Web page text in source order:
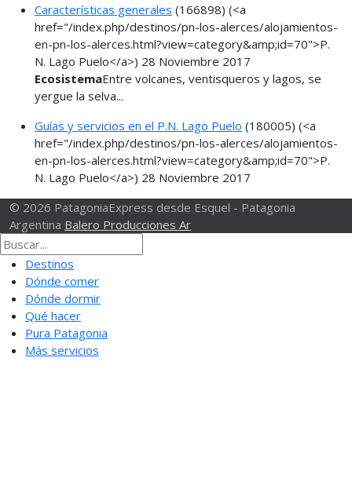
Características generales (166898) (<a
href="/index.php/destinos/pn-los-alerces/alojamientos-
en-pn-los-alerces.html?view=category&amp;id=70">P.
N. Lago Puelo</a>) 28 Noviembre 2017
EcosistemaEntre volcanes, ventisqueros y lagos, se
yergue la selva...
Guías y servicios en el P.N. Lago Puelo (180005) (<a
href="/index.php/destinos/pn-los-alerces/alojamientos-
en-pn-los-alerces.html?view=category&amp;id=70">P.
N. Lago Puelo</a>) 28 Noviembre 2017
© 2026 PatagoniaExpress desde Esquel - Patagonia
Argentina Balero Producciones Ar
Destinos
Dónde comer
Dónde dormir
Qué hacer
Pura Patagonia
Más servicios